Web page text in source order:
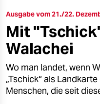
öko
gesellschaft
kultur
sport
Ausgabe vom 21./22.
Mit
Walachei
Wo man landet, wenn
„Tschick“ als
Menschen, die seit